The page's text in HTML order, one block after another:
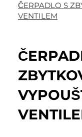
ČERPADLO S
VENTILEM